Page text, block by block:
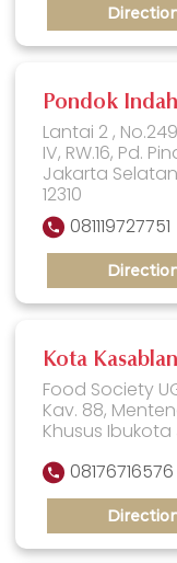
Pondok
Lantai 2 ,
IV, RW.16, Pd.
Jakarta
12310
081119727751
Kota
Food Society
Kav. 88,
Khusus Ibukota
08176716576